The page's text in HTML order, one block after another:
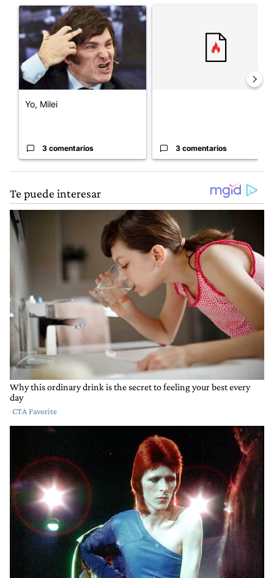
Un artículo de tendencia con el título "Yo, Milei" con 3
Yo, Milei
3 comentarios 3 comentarios